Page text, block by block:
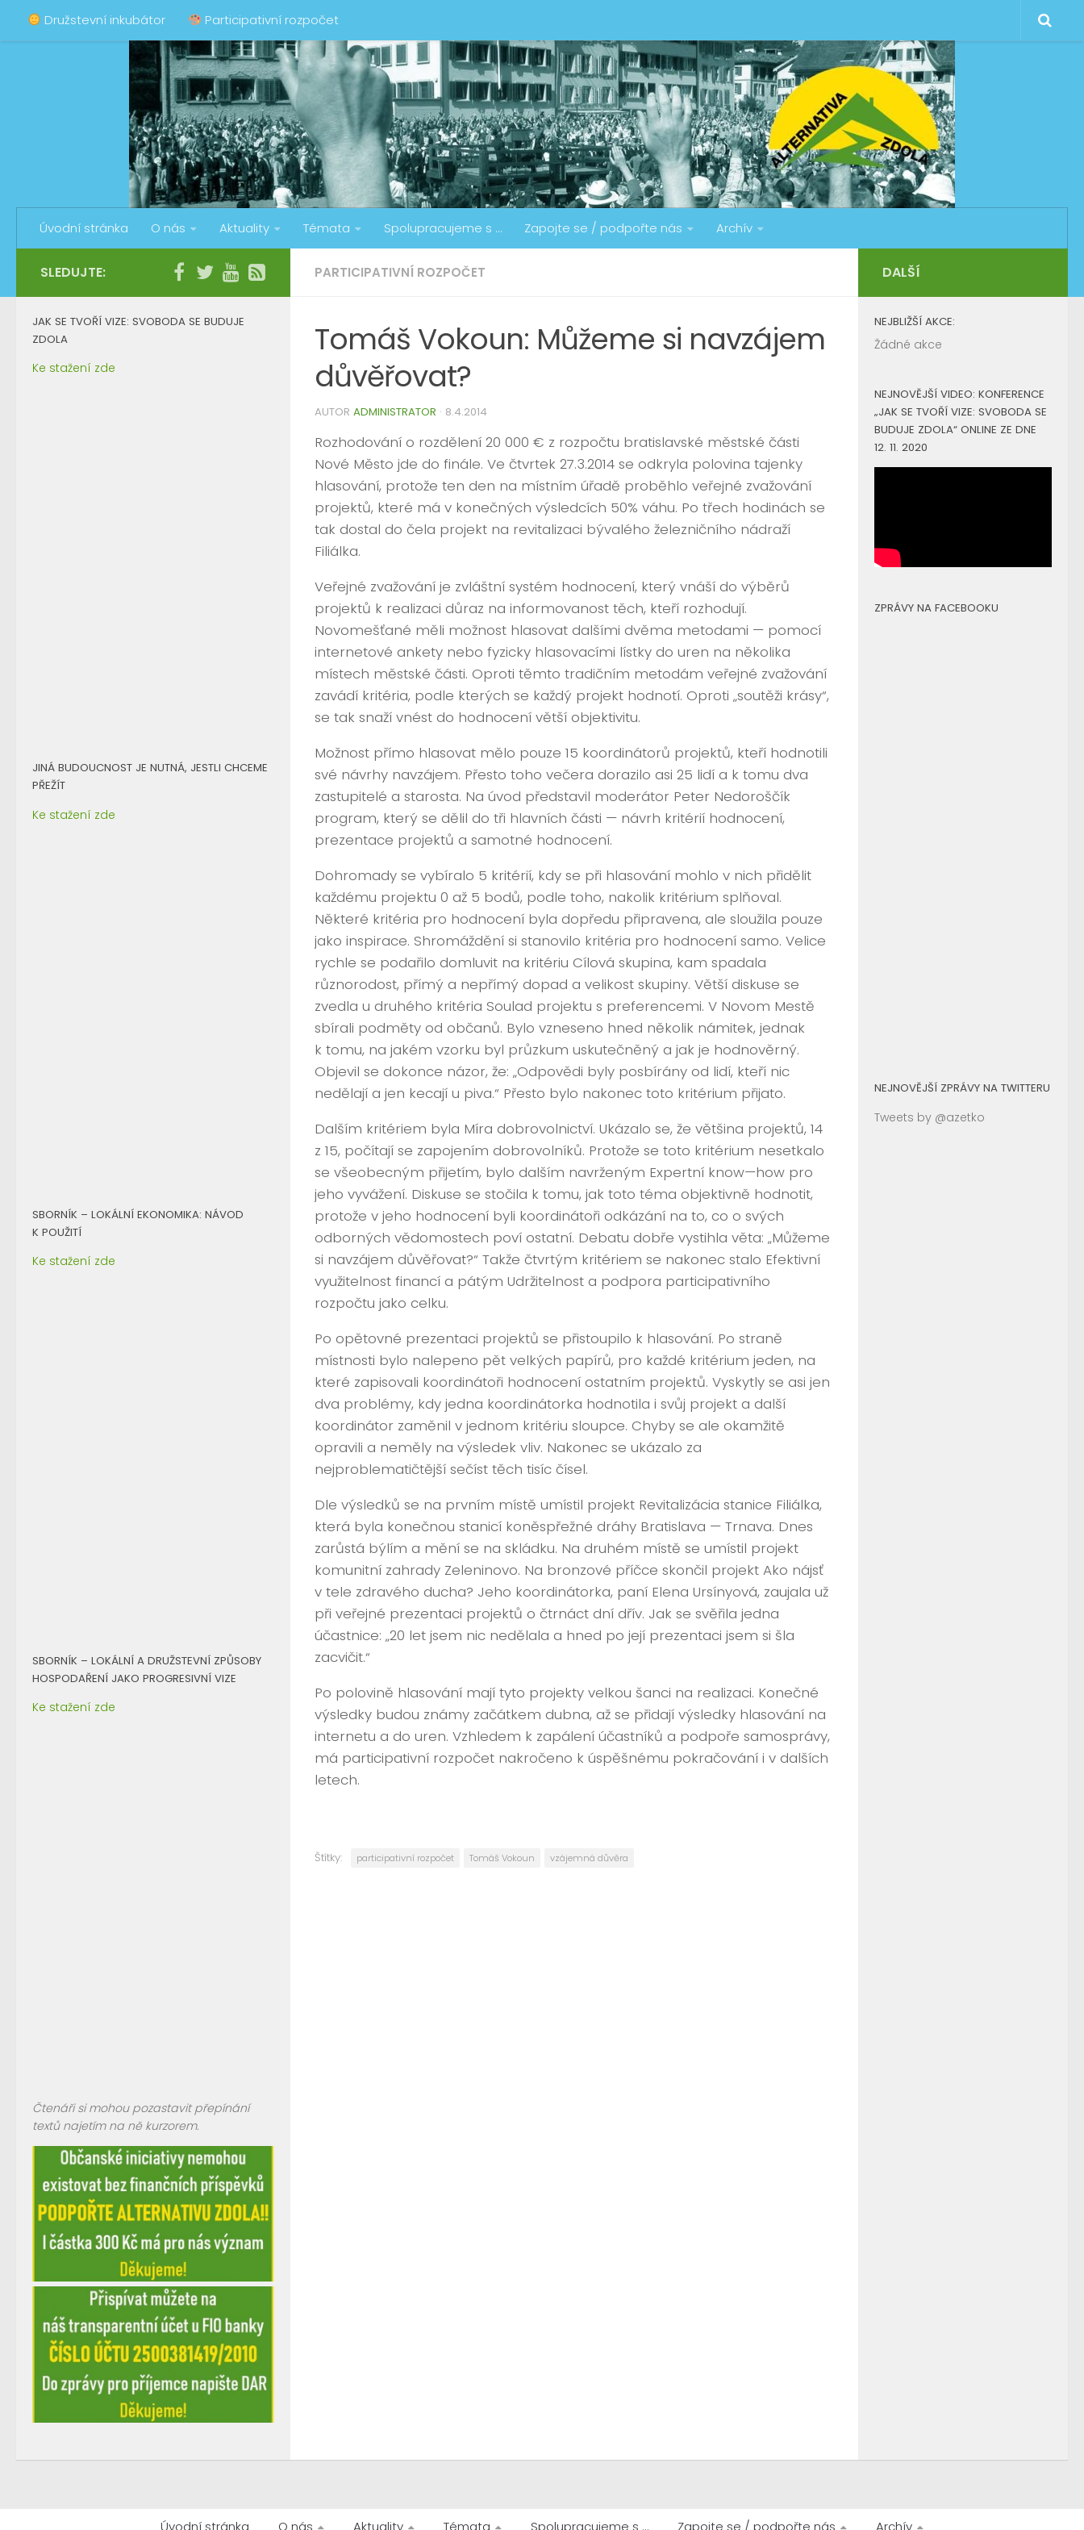
Družstevní inkubátor Participativní rozpočet
Úvodní stránka O nás Aktuality Témata Spolupracujeme s … Zapojte se / podpořte nás Archív
PARTICIPATIVNÍ ROZPOČET
Tomáš Vokoun: Můžeme si navzájem
důvěřovat?
AUTOR ADMINISTRATOR · 8.4.2014
Rozhodování o rozdělení 20 000 € z rozpočtu bratislavské městské části
Nové Město jde do finále. Ve čtvrtek 27.3.2014 se odkryla polovina tajenky
hlasování, protože ten den na místním úřadě proběhlo veřejné zvažování
projektů, které má v konečných výsledcích 50% váhu. Po třech hodinách se
tak dostal do čela projekt na revitalizaci bývalého železničního nádraží
Filiálka.
Veřejné zvažování je zvláštní systém hodnocení, který vnáší do výběrů
projektů k realizaci důraz na informovanost těch, kteří rozhodují.
Novomešťané měli možnost hlasovat dalšími dvěma metodami — pomocí
internetové ankety nebo fyzicky hlasovacími lístky do uren na několika
místech městské části. Oproti těmto tradičním metodám veřejné zvažování
zavádí kritéria, podle kterých se každý projekt hodnotí. Oproti „soutěži krásy“,
se tak snaží vnést do hodnocení větší objektivitu.
Možnost přímo hlasovat mělo pouze 15 koordinátorů projektů, kteří hodnotili
své návrhy navzájem. Přesto toho večera dorazilo asi 25 lidí a k tomu dva
zastupitelé a starosta. Na úvod představil moderátor Peter Nedoroščík
program, který se dělil do tři hlavních části — návrh kritérií hodnocení,
prezentace projektů a samotné hodnocení.
Dohromady se vybíralo 5 kritérií, kdy se při hlasování mohlo v nich přidělit
každému projektu 0 až 5 bodů, podle toho, nakolik kritérium splňoval.
Některé kritéria pro hodnocení byla dopředu připravena, ale sloužila pouze
jako inspirace. Shromáždění si stanovilo kritéria pro hodnocení samo. Velice
rychle se podařilo domluvit na kritériu Cílová skupina, kam spadala
různorodost, přímý a nepřímý dopad a velikost skupiny. Větší diskuse se
zvedla u druhého kritéria Soulad projektu s preferencemi. V Novom Mestě
sbírali podměty od občanů. Bylo vzneseno hned několik námitek, jednak
k tomu, na jakém vzorku byl průzkum uskutečněný a jak je hodnověrný.
Objevil se dokonce názor, že: „Odpovědi byly posbírány od lidí, kteří nic
nedělají a jen kecají u piva.“ Přesto bylo nakonec toto kritérium přijato.
Dalším kritériem byla Míra dobrovolnictví. Ukázalo se, že většina projektů, 14
z 15, počítají se zapojením dobrovolníků. Protože se toto kritérium nesetkalo
se všeobecným přijetím, bylo dalším navrženým Expertní know—how pro
jeho vyvážení. Diskuse se stočila k tomu, jak toto téma objektivně hodnotit,
protože v jeho hodnocení byli koordinátoři odkázání na to, co o svých
odborných vědomostech poví ostatní. Debatu dobře vystihla věta: „Můžeme
si navzájem důvěřovat?“ Takže čtvrtým kritériem se nakonec stalo Efektivní
využitelnost financí a pátým Udržitelnost a podpora participativního
rozpočtu jako celku.
Po opětovné prezentaci projektů se přistoupilo k hlasování. Po straně
místnosti bylo nalepeno pět velkých papírů, pro každé kritérium jeden, na
které zapisovali koordinátoři hodnocení ostatním projektů. Vyskytly se asi jen
dva problémy, kdy jedna koordinátorka hodnotila i svůj projekt a další
koordinátor zaměnil v jednom kritériu sloupce. Chyby se ale okamžitě
opravili a neměly na výsledek vliv. Nakonec se ukázalo za
nejproblematičtější sečíst těch tisíc čísel.
Dle výsledků se na prvním místě umístil projekt Revitalizácia stanice Filiálka,
která byla konečnou stanicí koněspřežné dráhy Bratislava — Trnava. Dnes
zarůstá býlím a mění se na skládku. Na druhém místě se umístil projekt
komunitní zahrady Zeleninovo. Na bronzové příčce skončil projekt Ako nájsť
v tele zdravého ducha? Jeho koordinátorka, paní Elena Ursínyová, zaujala už
při veřejné prezentaci projektů o čtrnáct dní dřív. Jak se svěřila jedna
účastnice: „20 let jsem nic nedělala a hned po její prezentaci jsem si šla
zacvičit.“
Po polovině hlasování mají tyto projekty velkou šanci na realizaci. Konečné
výsledky budou známy začátkem dubna, až se přidají výsledky hlasování na
internetu a do uren. Vzhledem k zapálení účastníků a podpoře samosprávy,
má participativní rozpočet nakročeno k úspěšnému pokračování i v dalších
letech.
Štítky: participativní rozpočet Tomáš Vokoun vzájemná důvěra
SLEDUJTE:
JAK SE TVOŘÍ VIZE: SVOBODA SE BUDUJE
ZDOLA
Ke stažení zde
JINÁ BUDOUCNOST JE NUTNÁ, JESTLI CHCEME
PŘEŽÍT
Ke stažení zde
SBORNÍK – LOKÁLNÍ EKONOMIKA: NÁVOD
K POUŽITÍ
Ke stažení zde
SBORNÍK – LOKÁLNÍ A DRUŽSTEVNÍ ZPŮSOBY
HOSPODAŘENÍ JAKO PROGRESIVNÍ VIZE
Ke stažení zde
Čtenáři si mohou pozastavit přepínání
textů najetím na ně kurzorem.
DALŠÍ
NEJBLIŽŠÍ AKCE:
Žádné akce
NEJNOVĚJŠÍ VIDEO: KONFERENCE
„JAK SE TVOŘÍ VIZE: SVOBODA SE
BUDUJE ZDOLA“ ONLINE ZE DNE
12. 11. 2020
ZPRÁVY NA FACEBOOKU
NEJNOVĚJŠÍ ZPRÁVY NA TWITTERU
Tweets by @azetko
Úvodní stránka O nás Aktuality Témata Spolupracujeme s … Zapojte se / podpořte nás Archív